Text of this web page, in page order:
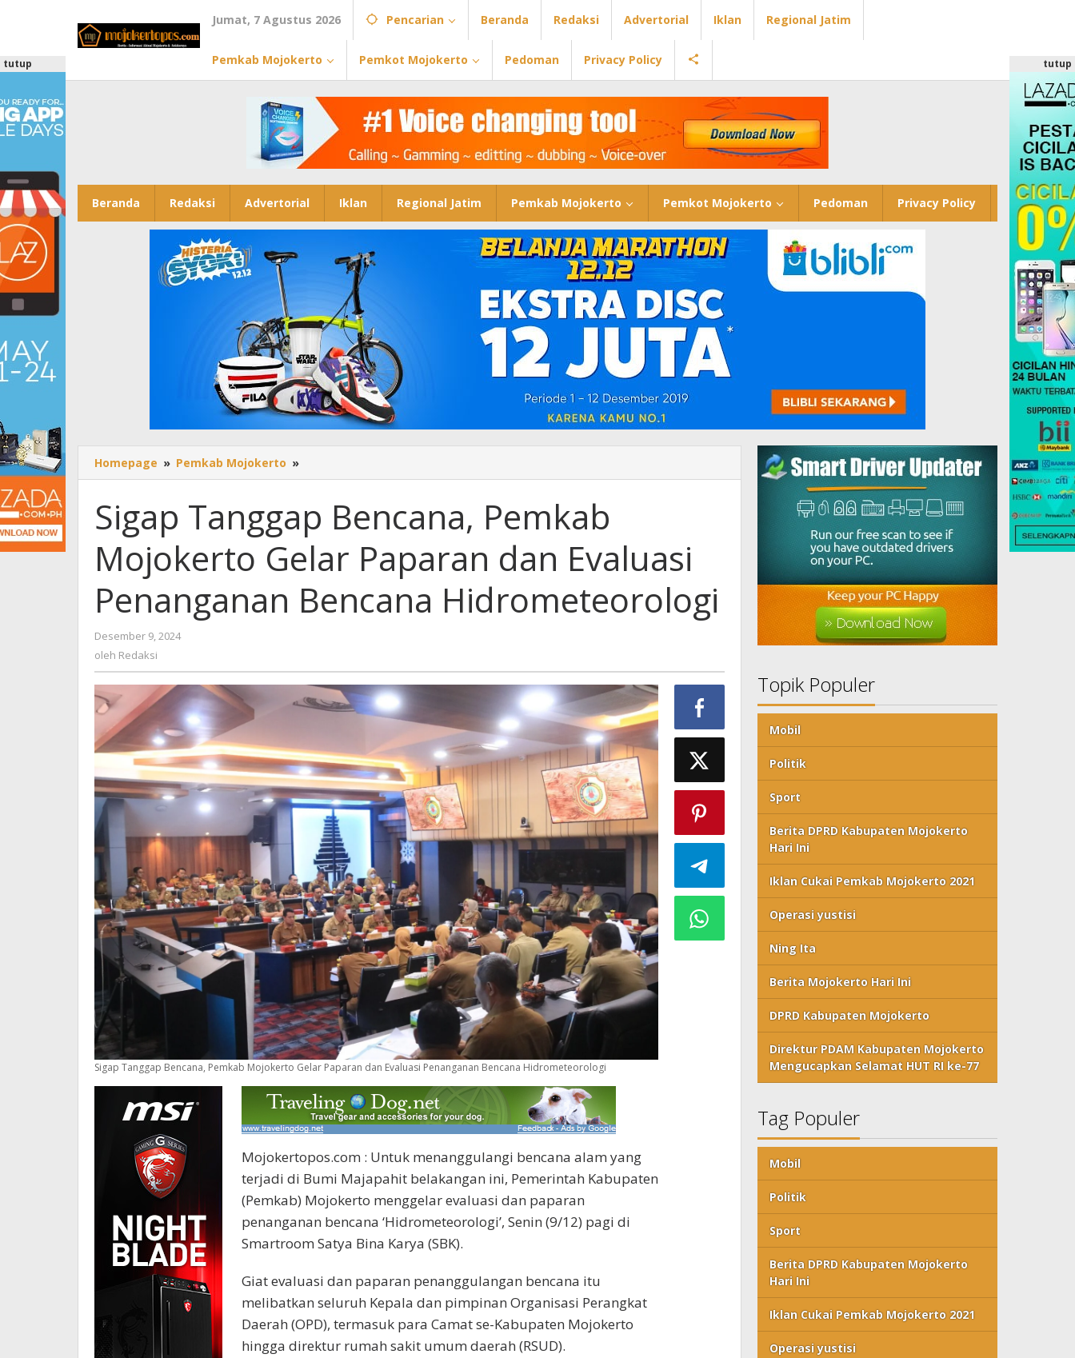
Jumat, 7 Agustus 2026 Pencarian Beranda Redaksi Advertorial Iklan Regional Jatim
Pemkab Mojokerto Pemkot Mojokerto Pedoman Privacy Policy
Beranda Redaksi Advertorial Iklan Regional Jatim Pemkab Mojokerto Pemkot Mojokerto Pedoman Privacy Policy
tutup tutup
Homepage » Pemkab Mojokerto »
Tanggap
Pemkab
Mojokerto
Gelar
Paparan
Evaluasi
Penanganan
Sigap Tanggap Bencana, Pemkab
Mojokerto Gelar Paparan dan Evaluasi
Penanganan Bencana Hidrometeorologi
Desember 9, 2024
oleh Redaksi
Sigap Tanggap Bencana, Pemkab Mojokerto Gelar Paparan dan Evaluasi Penanganan Bencana Hidrometeorologi
Mojokertopos.com : Untuk menanggulangi bencana alam yang
terjadi di Bumi Majapahit belakangan ini, Pemerintah Kabupaten
(Pemkab) Mojokerto menggelar evaluasi dan paparan
penanganan bencana ‘Hidrometeorologi’, Senin (9/12) pagi di
Smartroom Satya Bina Karya (SBK).
Giat evaluasi dan paparan penanggulangan bencana itu
melibatkan seluruh Kepala dan pimpinan Organisasi Perangkat
Daerah (OPD), termasuk para Camat se-Kabupaten Mojokerto
hingga direktur rumah sakit umum daerah (RSUD).
Topik Populer
Mobil
Politik
Sport
Berita DPRD Kabupaten Mojokerto
Hari Ini
Iklan Cukai Pemkab Mojokerto 2021
Operasi yustisi
Ning Ita
Berita Mojokerto Hari Ini
DPRD Kabupaten Mojokerto
Direktur PDAM Kabupaten Mojokerto
Mengucapkan Selamat HUT RI ke-77
Tag Populer
Mobil
Politik
Sport
Berita DPRD Kabupaten Mojokerto
Hari Ini
Iklan Cukai Pemkab Mojokerto 2021
Operasi yustisi